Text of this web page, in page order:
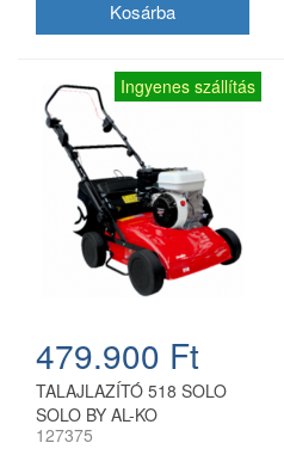
Ingyenes szállítás
479.900 Ft
TALAJLAZÍTÓ 518 SOLO
SOLO BY AL-KO
127375